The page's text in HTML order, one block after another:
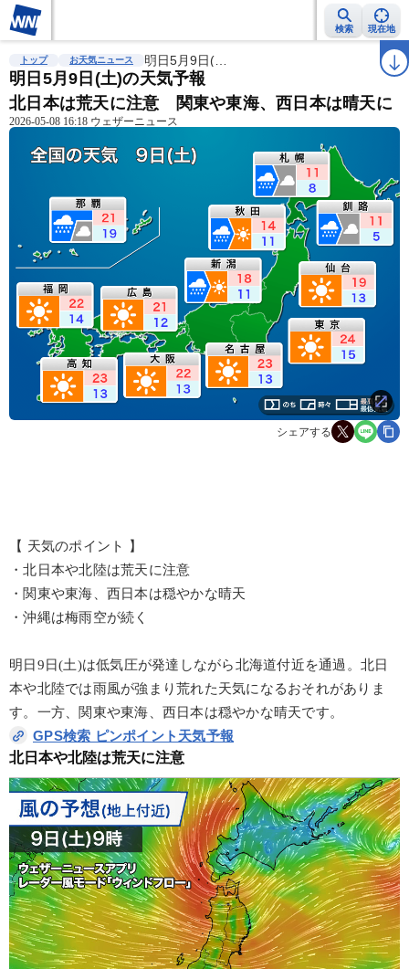
検索 現在地
雨雲レーダー 台風情報 地震情報 ラ
トップ お天気ニュース 明日5月9日(…
明日5月9日(土)の天気予報
北日本は荒天に注意 関東や東海、西日本は晴天に
2026-05-08 16:18 ウェザーニュース
シェアする
【 天気のポイント 】
・北日本や北陸は荒天に注意
・関東や東海、西日本は穏やかな晴天
・沖縄は梅雨空が続く
明日9日(土)は低気圧が発達しながら北海道付近を通過。北日
本や北陸では雨風が強まり荒れた天気になるおそれがありま
す。一方、関東や東海、西日本は穏やかな晴天です。
GPS検索 ピンポイント天気予報
北日本や北陸は荒天に注意